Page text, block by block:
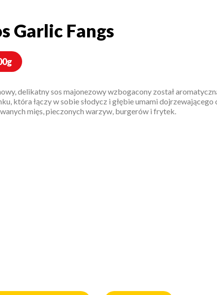
Garlic Fangs
Garlic Fangs
delikatny sos majonezowy wzbogacony został
która łączy w sobie słodycz i głębie umami dojrzewającego
mięs, pieczonych warzyw, burgerów i frytek.